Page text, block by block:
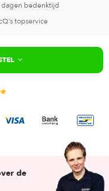
dagen bedenktijd
topservice
de